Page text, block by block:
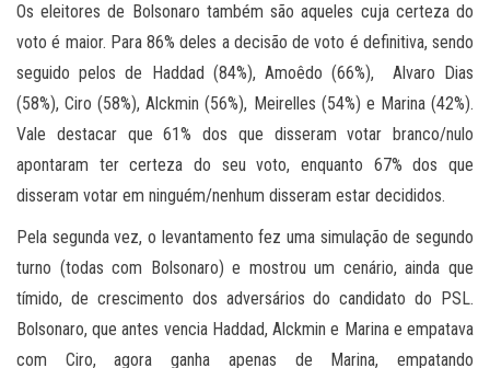
Os eleitores de Bolsonaro também são aqueles cuja certeza do
voto é maior. Para 86% deles a decisão de voto é definitiva, sendo
seguido pelos de Haddad (84%), Amoêdo (66%), Alvaro Dias
(58%), Ciro (58%), Alckmin (56%), Meirelles (54%) e Marina (42%).
Vale destacar que 61% dos que disseram votar branco/nulo
apontaram ter certeza do seu voto, enquanto 67% dos que
disseram votar em ninguém/nenhum disseram estar decididos.
Pela segunda vez, o levantamento fez uma simulação de segundo
turno (todas com Bolsonaro) e mostrou um cenário, ainda que
tímido, de crescimento dos adversários do candidato do PSL.
Bolsonaro, que antes vencia Haddad, Alckmin e Marina e empatava
com Ciro, agora ganha apenas de Marina, empatando